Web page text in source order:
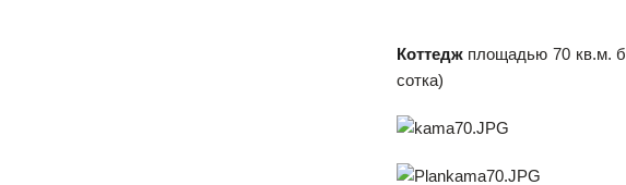
Коттеджплощадью 70 кв.м.
сотка)